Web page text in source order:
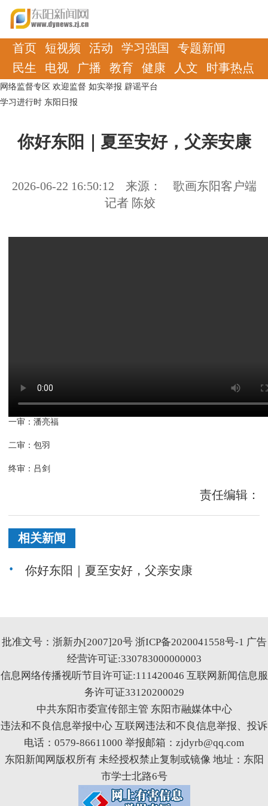
首页 短视频 活动 学习强国
专题新闻
民生
电视 广播 教育 健康 人文 时事热点
网络监督专区 欢迎监督 如实举报 辟谣平台
学习进行时 东阳日报
你好东阳｜夏至安好，父亲安康
2026-06-22 16:50:12 来源：
歌画东阳客户端
记者 陈姣
一审：潘亮福
二审：包羽
终审：吕剑
责任编辑：
相关新闻
你好东阳｜夏至安好，父亲安康
批准文号：浙新办[2007]20号 浙ICP备2020041558号-1 广告
经营许可证:330783000000003
信息网络传播视听节目许可证:111420046 互联网新闻信息服
务许可证33120200029
中共东阳市委宣传部主管 东阳市融媒体中心
违法和不良信息举报中心 互联网违法和不良信息举报、投诉
电话：0579-86611000 举报邮箱：zjdyrb@qq.com
东阳新闻网版权所有 未经授权禁止复制或镜像 地址：东阳
市学士北路6号